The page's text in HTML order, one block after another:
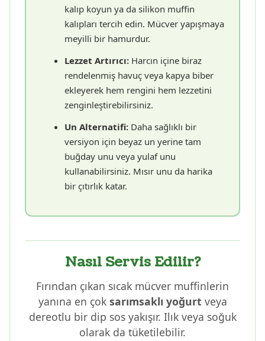
kalıp koyun ya da silikon muffin
kalıpları tercih edin. Mücver yapışmaya
meyilli bir hamurdur.
Lezzet Artırıcı: Harcın içine biraz
rendelenmiş havuç veya kapya biber
ekleyerek hem rengini hem lezzetini
zenginleştirebilirsiniz.
Un Alternatifi: Daha sağlıklı bir
versiyon için beyaz un yerine tam
buğday unu veya yulaf unu
kullanabilirsiniz. Mısır unu da harika
bir çıtırlık katar.
Nasıl Servis Edilir?
Fırından çıkan sıcak mücver muffinlerin
yanına en çok sarımsaklı yoğurt veya
dereotlu bir dip sos yakışır. Ilık veya soğuk
olarak da tüketilebilir.